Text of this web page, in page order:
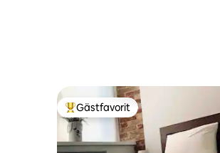
Populär gästfavorit
Gästfavorit